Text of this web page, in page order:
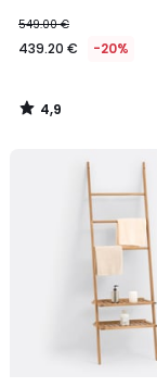
549.00 €
439.20 € -20%
4,9
/